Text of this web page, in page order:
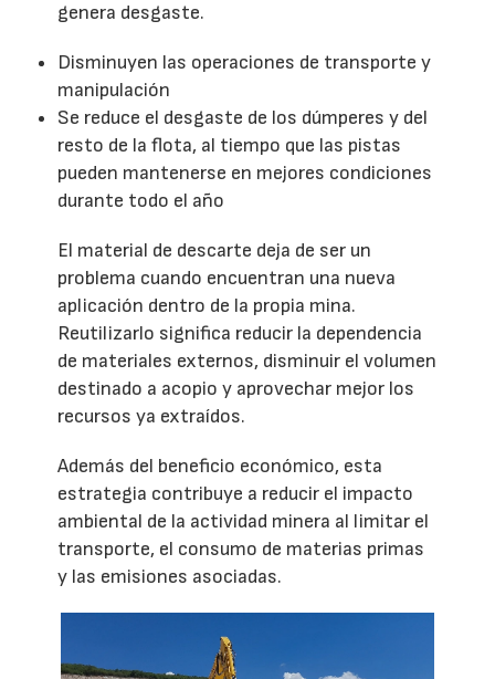
genera desgaste.
Disminuyen las operaciones de transporte y
manipulación
Se reduce el desgaste de los dúmperes y del
resto de la flota, al tiempo que las pistas
pueden mantenerse en mejores condiciones
durante todo el año
El material de descarte deja de ser un
problema cuando encuentran una nueva
aplicación dentro de la propia mina.
Reutilizarlo significa reducir la dependencia
de materiales externos, disminuir el volumen
destinado a acopio y aprovechar mejor los
recursos ya extraídos.
Además del beneficio económico, esta
estrategia contribuye a reducir el impacto
ambiental de la actividad minera al limitar el
transporte, el consumo de materias primas
y las emisiones asociadas.